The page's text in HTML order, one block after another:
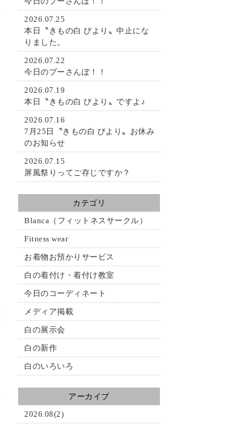
2026.07.25
本日〝きもの白 びより〟中止にな
りました。
2026.07.22
今日のプーさんぽ！！
2026.07.19
本日〝きもの白 びより〟ですよ♪
2026.07.16
7月25日〝きもの白 びより〟お休み
のお知らせ
2026.07.15
屏風祭りってご存じですか？
カテゴリ
Blanca（フィットネスサークル）
Fitness wear
お着物お預かりサービス
白の着付け・着付け教室
今日のコーディネート
メディア掲載
白の展示会
白の新作
白のいろいろ
アーカイブ
2026.08(2)